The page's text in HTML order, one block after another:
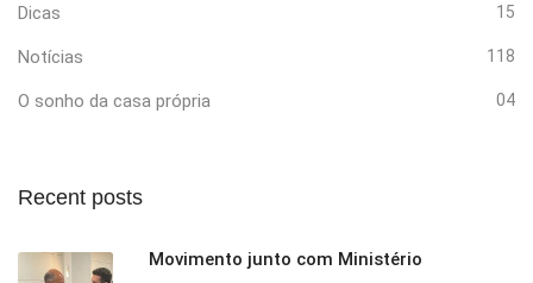
Dicas 15
Notícias 118
O sonho da casa própria 04
Recent posts
Movimento junto com Ministério